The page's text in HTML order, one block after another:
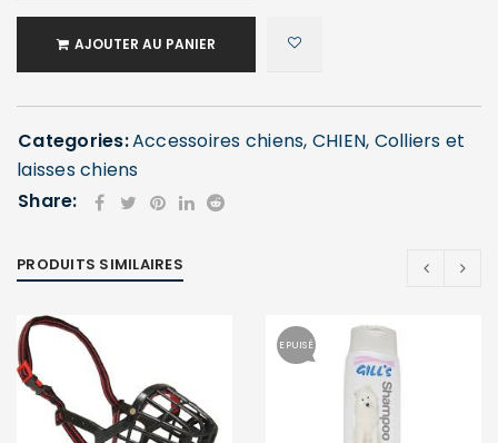
AJOUTER AU PANIER
Categories:Accessoires chiens, CHIEN, Colliers et
laisses chiens
Share:
PRODUITS SIMILAIRES
EPUISÉ